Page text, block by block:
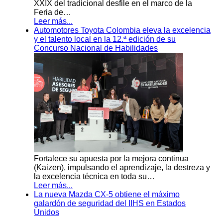
XXIX del tradicional desfile en el marco de la
Feria de…
Leer más...
Automotores Toyota Colombia eleva la excelencia
y el talento local en la 12.ª edición de su
Concurso Nacional de Habilidades
Fortalece su apuesta por la mejora continua
(Kaizen), impulsando el aprendizaje, la destreza y
la excelencia técnica en toda su…
Leer más...
La nueva Mazda CX-5 obtiene el máximo
galardón de seguridad del IIHS en Estados
Unidos